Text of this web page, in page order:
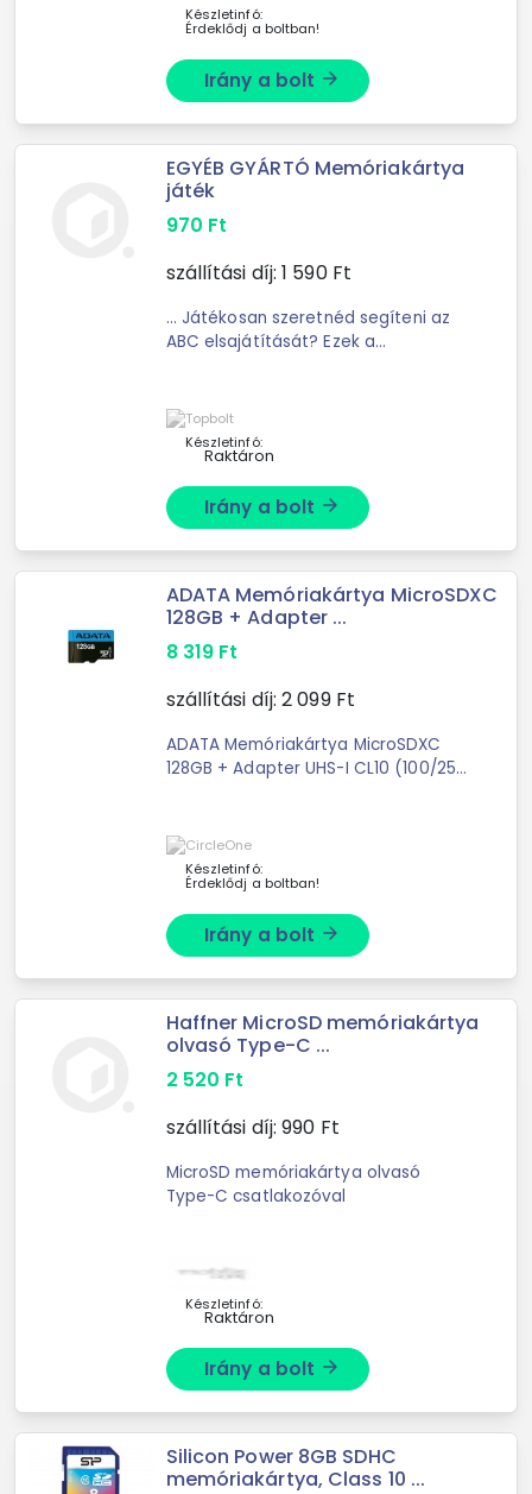
Készletinfó:
Érdeklődj a boltban!
Irány a bolt arrow_forward
EGYÉB GYÁRTÓ Memóriakártya
játék
970 Ft
szállítási díj: 1 590Ft
... Játékosan szeretnéd segíteni az
ABC elsajátítását? Ezek a
fejlesztik ... rejt a termék doboza? 1
db Memóriakártya játékot.
Készletinfó:
Raktáron
Irány a bolt arrow_forward
ADATA Memóriakártya MicroSDXC
128GB + Adapter ...
8 319 Ft
szállítási díj: 2 099Ft
ADATA Memóriakártya MicroSDXC
128GB + Adapter UHS-I CL10 (100/25)
Készletinfó:
Érdeklődj a boltban!
Irány a bolt arrow_forward
Haffner MicroSD memóriakártya
olvasó Type-C ...
2 520 Ft
szállítási díj: 990 Ft
MicroSD memóriakártya olvasó
Type-C csatlakozóval
Készletinfó:
Raktáron
Irány a bolt arrow_forward
Silicon Power 8GB SDHC
memóriakártya, Class 10 ...